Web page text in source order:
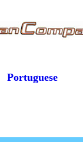
Portuguese